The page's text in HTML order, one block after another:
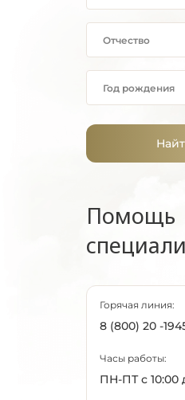
Помощь
Горячая линия:
8 (800) 20 -
Часы работы:
ПН-ПТ с 10:00